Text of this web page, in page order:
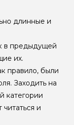
длинные и
в предыдущей
их.
правило, были
Заходить на
категории
и